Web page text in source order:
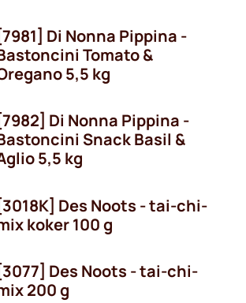
[7981] Di Nonna Pippina -
Tomato &
5,5 kg
[7982] Di Nonna Pippina -
Snack Basil &
5,5 kg
[3018K] Des Noots - tai-chi-
koker 100 g
[3077] Des Noots - tai-chi-
200 g